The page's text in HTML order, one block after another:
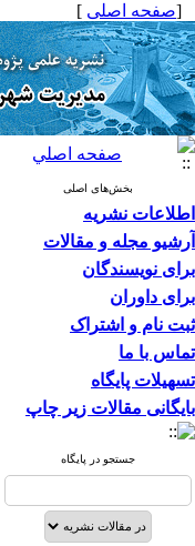
[صفحه اصلی ]
صفحه اصلي
بخش‌های اصلی
اطلاعات نشریه
آرشیو مجله و مقالات
برای نویسندگان
برای داوران
ثبت نام و اشتراک
تماس با ما
تسهیلات پایگاه
بایگانی مقالات زیر چاپ
جستجو در پایگاه